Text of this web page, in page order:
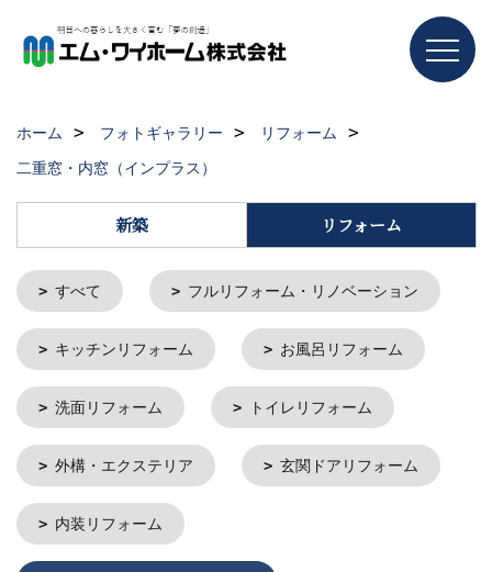
ホーム フォトギャラリー
リフォーム
二重窓・内窓（インプラス）
新築 リフォーム
すべて フルリフォーム・リノベーション
キッチンリフォーム お風呂リフォーム
洗面リフォーム トイレリフォーム
外構・エクステリア 玄関ドアリフォーム
内装リフォーム